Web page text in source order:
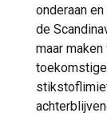
onderaan
de
maar